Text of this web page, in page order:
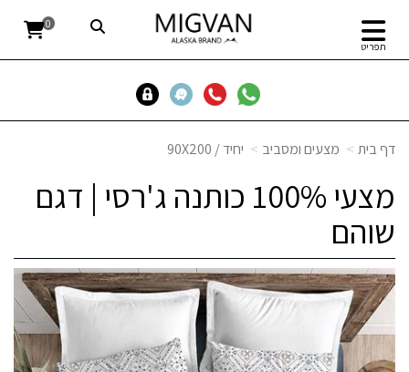
תפריט
0
דף בית מצעים ומסביב יחיד / 90X200
מצעי 100% כותנה ג'רסי | דגם
שוהם